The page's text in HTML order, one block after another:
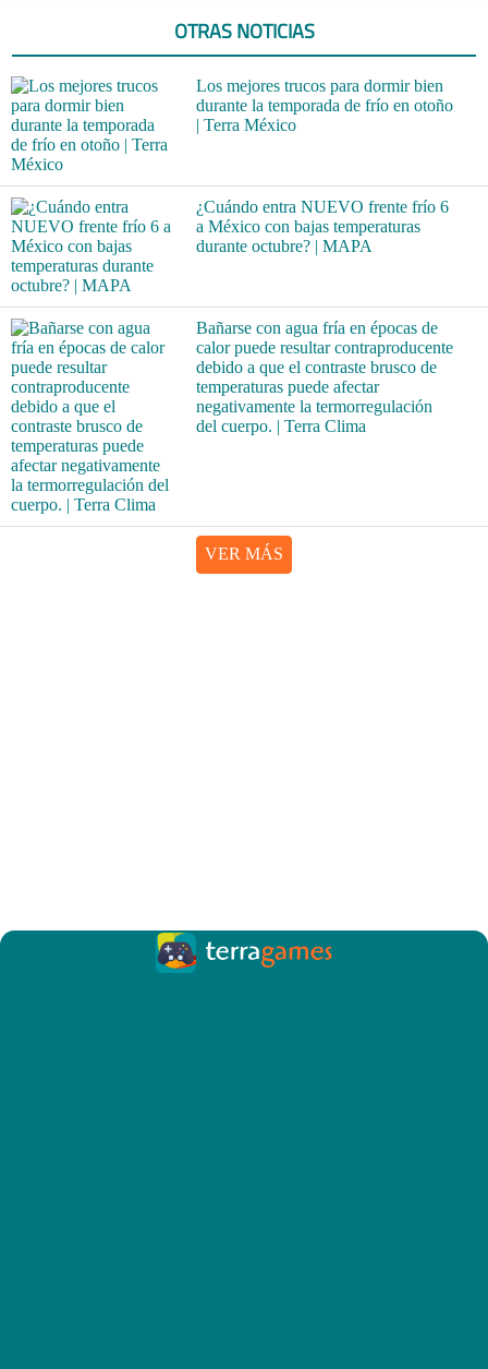
OTRAS NOTICIAS
Los mejores trucos para dormir bien
durante la temporada de frío en otoño
| Terra México
¿Cuándo entra NUEVO frente frío 6
a México con bajas temperaturas
durante octubre? | MAPA
Bañarse con agua fría en épocas de
calor puede resultar contraproducente
debido a que el contraste brusco de
temperaturas puede afectar
negativamente la termorregulación
del cuerpo. | Terra Clima
VER MÁS